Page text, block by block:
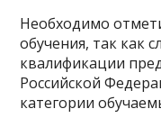
Необходимо
обучения, так как
квалификации
Российской
категории